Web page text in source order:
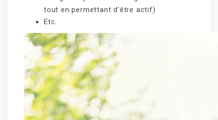
tout en permettant d’être actif)
Etc.